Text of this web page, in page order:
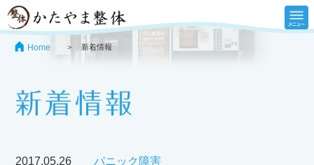
Home ＞ 新着情報
2017.05.26 パニック障害